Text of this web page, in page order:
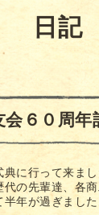
日記
会６０周年
に行って来ま
の先輩達、各
年が過ぎまし